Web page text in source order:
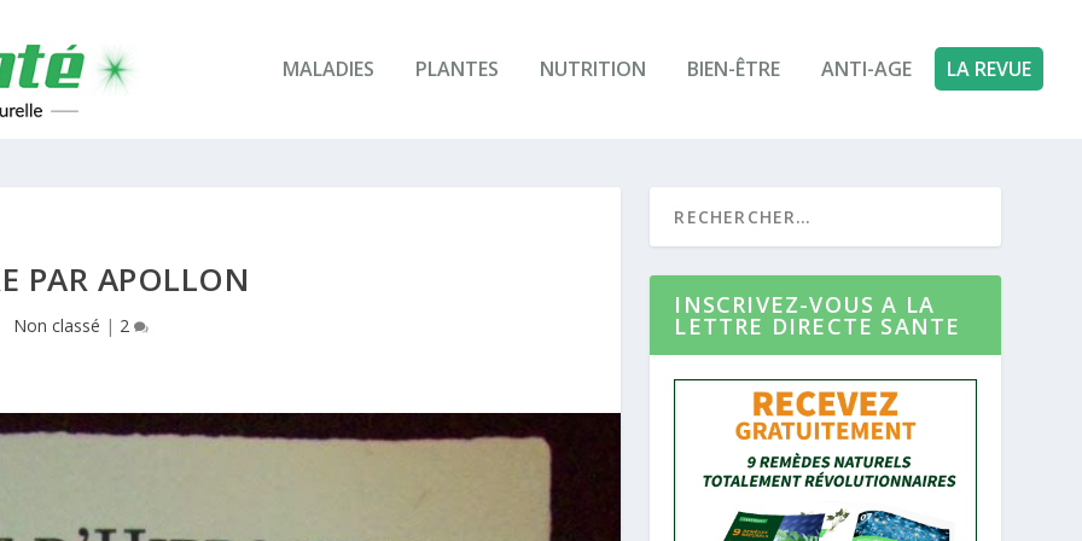
MALADIES PLANTES NUTRITION BIEN-ÊTRE ANTI-AGE LA REVUE
PAR APOLLON
Non classé | 2
INSCRIVEZ-VOUS A LA
LETTRE DIRECTE SANTE